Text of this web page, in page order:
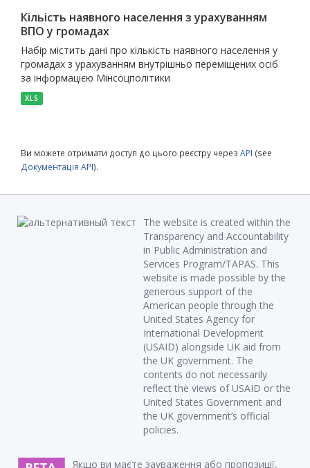
Кільість наявного населення з урахуванням
ВПО у громадах
Набір містить дані про кількість наявного населення у
громадах з урахуванням внутрішньо переміщених осіб
за інформацією Мінсоцполітики
XLS
Ви можете отримати доступ до цього реєстру через API (see
Документація API).
The website is created within the
Transparency and Accountability
in Public Administration and
Services Program/TAPAS. This
website is made possible by the
generous support of the
American people through the
United States Agency for
International Development
(USAID) alongside UK aid from
the UK government. The
contents do not necessarily
reflect the views of USAID or the
United States Government and
the UK government’s official
policies.
Якщо ви маєте зауваження або пропозиції,